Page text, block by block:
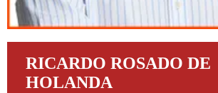
RICARDO ROSADO DE
HOLANDA